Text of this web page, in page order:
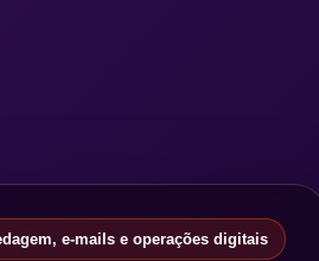
e-mails e operações digitais